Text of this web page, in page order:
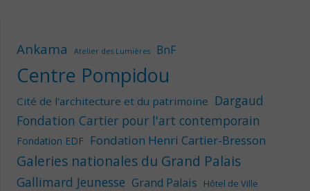
Ankama Atelier des Lumières BnF
Centre Pompidou
Cité de l'architecture et du patrimoine Dargaud
Fondation Cartier pour l'art contemporain
Fondation EDF Fondation Henri Cartier-Bresson
Galeries nationales du Grand Palais
Gallimard Jeunesse Grand Palais Hôtel de Ville